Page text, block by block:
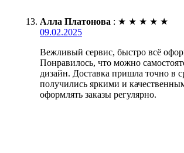
Алла Платонова : ★ ★ ★ ★ ★
09.02.2025
Вежливый сервис, быстро всё
Понравилось, что можно
дизайн. Доставка пришла точно в
получились яркими и
оформлять заказы регулярно.